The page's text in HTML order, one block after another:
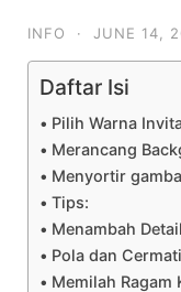
INFO · JUNE 14,
Daftar Isi
Pilih Warna
Merancang
Menyortir
Tips:
Menambah
Pola dan
Memilah Ragam